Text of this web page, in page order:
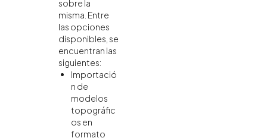
sobre la
misma. Entre
las opciones
disponibles, se
encuentran las
siguientes:
Importació
n de
modelos
topográfic
os en
formato